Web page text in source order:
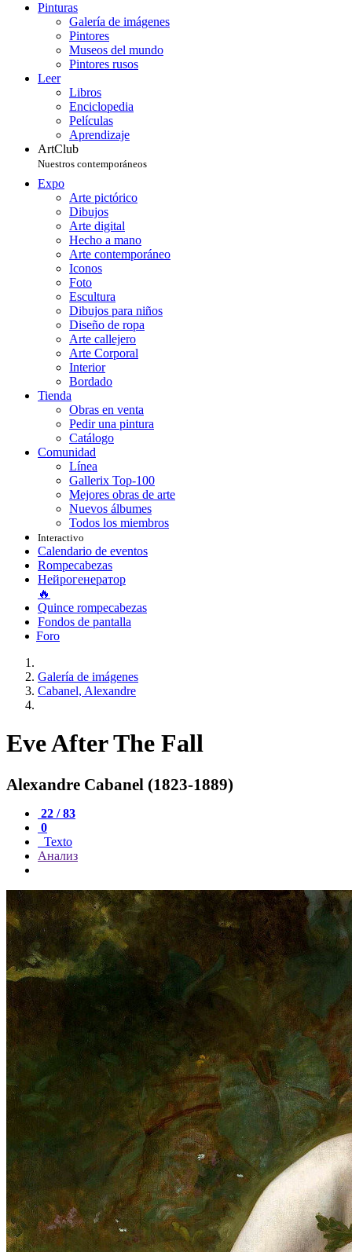
Pinturas
Galería de imágenes
Pintores
Museos del mundo
Pintores rusos
Leer
Libros
Enciclopedia
Películas
Aprendizaje
ArtClub
Nuestros contemporáneos
Expo
Arte pictórico
Dibujos
Arte digital
Hecho a mano
Arte contemporáneo
Iconos
Foto
Escultura
Dibujos para niños
Diseño de ropa
Arte callejero
Arte Corporal
Interior
Bordado
Tienda
Obras en venta
Pedir una pintura
Catálogo
Comunidad
Línea
Gallerix Top-100
Mejores obras de arte
Nuevos álbumes
Todos los miembros
Interactivo
Calendario de eventos
Rompecabezas
Нейрогенератор
🔥
Quince rompecabezas
Fondos de pantalla
Foro
Galería de imágenes
Cabanel, Alexandre
Eve After The Fall
Alexandre Cabanel (1823-1889)
22 / 83
0
Texto
Анализ